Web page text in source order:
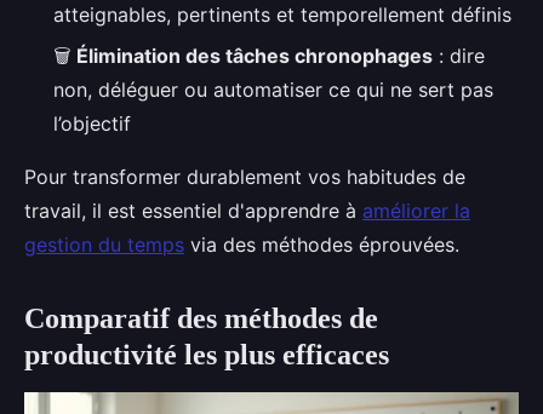
atteignables, pertinents et temporellement définis
🗑️ Élimination des tâches chronophages : dire
non, déléguer ou automatiser ce qui ne sert pas
l’objectif
Pour transformer durablement vos habitudes de
travail, il est essentiel d'apprendre à améliorer la
gestion du temps via des méthodes éprouvées.
Comparatif des méthodes de
productivité les plus efficaces